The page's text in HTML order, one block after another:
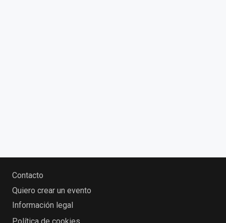
Contacto
Quiero crear un evento
Información legal